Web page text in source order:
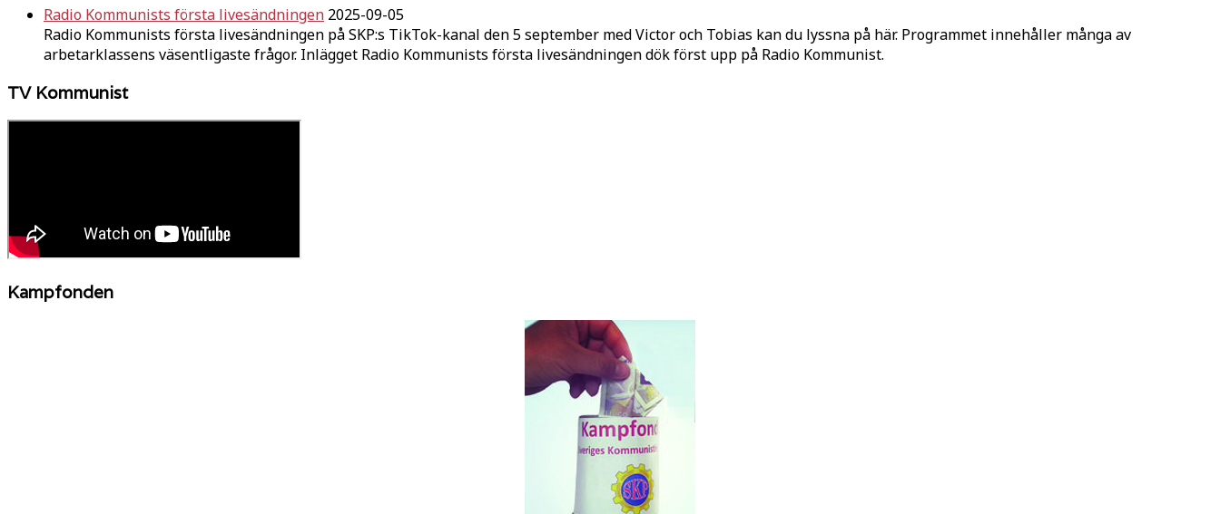
Radio Kommunists första livesändningen 2025-09-05
Radio Kommunists första livesändningen på SKP:s TikTok-kanal den 5 september med Victor och Tobias kan du lyssna på här. Programmet innehåller många av
arbetarklassens väsentligaste frågor. Inlägget Radio Kommunists första livesändningen dök först upp på Radio Kommunist.
TV Kommunist
Kampfonden